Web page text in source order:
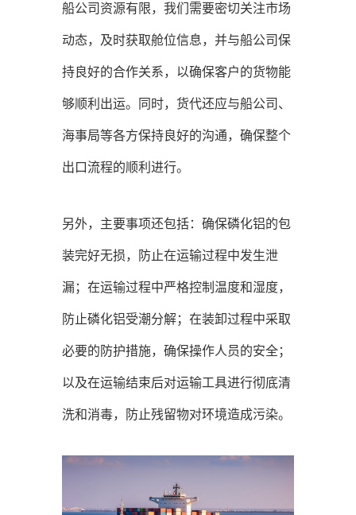
船公司资源有限，我们需要密切关注市场
动态，及时获取舱位信息，并与船公司保
持良好的合作关系，以确保客户的货物能
够顺利出运。同时，货代还应与船公司、
海事局等各方保持良好的沟通，确保整个
出口流程的顺利进行。
另外，主要事项还包括：确保磷化铝的包
装完好无损，防止在运输过程中发生泄
漏；在运输过程中严格控制温度和湿度，
防止磷化铝受潮分解；在装卸过程中采取
必要的防护措施，确保操作人员的安全；
以及在运输结束后对运输工具进行彻底清
洗和消毒，防止残留物对环境造成污染。